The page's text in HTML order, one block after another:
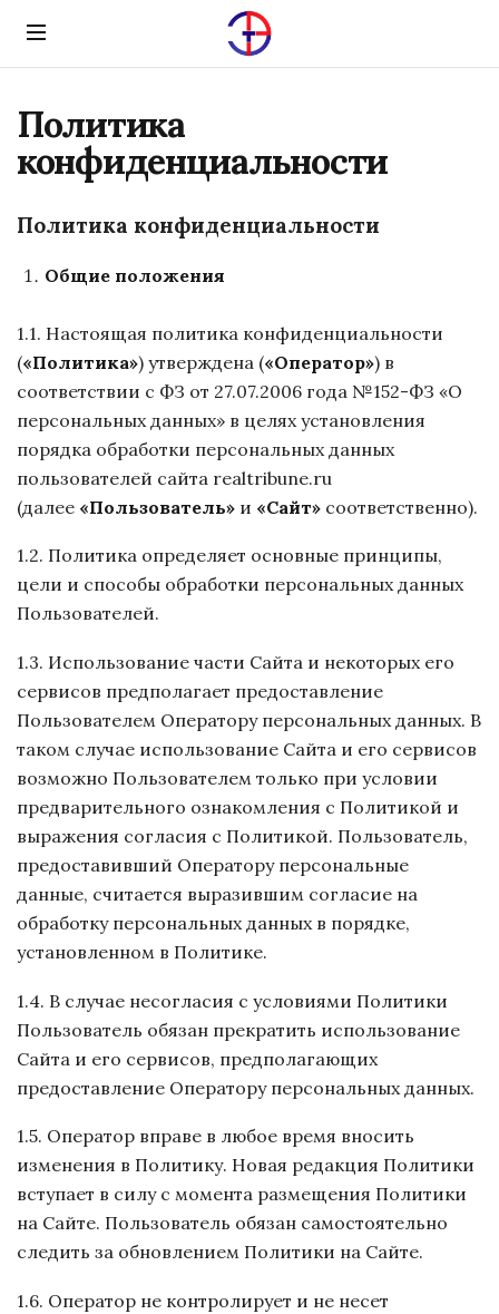
Menu
Политика
конфиденциальности
Политика конфиденциальности
Общие положения
1.1. Настоящая политика конфиденциальности
(«Политика») утверждена («Оператор») в
соответствии с ФЗ от 27.07.2006 года №152-ФЗ «О
персональных данных» в целях установления
порядка обработки персональных данных
пользователей сайта realtribune.ru
(далее «Пользователь» и «Сайт» соответственно).
1.2. Политика определяет основные принципы,
цели и способы обработки персональных данных
Пользователей.
1.3. Использование части Сайта и некоторых его
сервисов предполагает предоставление
Пользователем Оператору персональных данных. В
таком случае использование Сайта и его сервисов
возможно Пользователем только при условии
предварительного ознакомления с Политикой и
выражения согласия с Политикой. Пользователь,
предоставивший Оператору персональные
данные, считается выразившим согласие на
обработку персональных данных в порядке,
установленном в Политике.
1.4. В случае несогласия с условиями Политики
Пользователь обязан прекратить использование
Сайта и его сервисов, предполагающих
предоставление Оператору персональных данных.
1.5. Оператор вправе в любое время вносить
изменения в Политику. Новая редакция Политики
вступает в силу с момента размещения Политики
на Сайте. Пользователь обязан самостоятельно
следить за обновлением Политики на Сайте.
1.6. Оператор не контролирует и не несет